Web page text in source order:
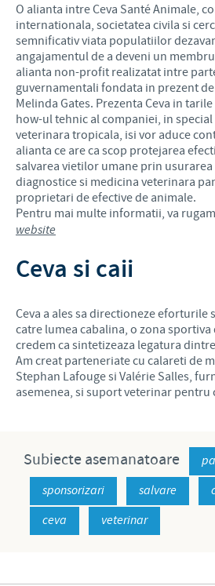
O alianta intre Ceva Santé Animale,
internationala, societatea civila si
semnificativ viata populatiilor
angajamentul de a deveni un
alianta non-profit realizatat intre
guvernamentali fondata in prezent
Melinda Gates. Prezenta Ceva in
how-ul tehnic al companiei, in
veterinara tropicala, isi vor aduce
alianta ce are ca scop protejarea
salvarea vietilor umane prin
diagnostice si medicina veterinara
proprietari de efective de animale.
Pentru mai multe informatii, va
website
Ceva si caii
Ceva a ales sa directioneze eforturile
catre lumea cabalina, o zona sportiva
credem ca sintetizeaza legatura
Am creat parteneriate cu calareti de
Stephan Lafouge si Valérie Salles,
asemenea, si suport veterinar pentru
Subiecte asemanatoare
sponsorizari
salvare
ceva
veterinar